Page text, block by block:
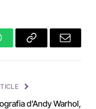
Copy
Email
d’Andy Warhol,